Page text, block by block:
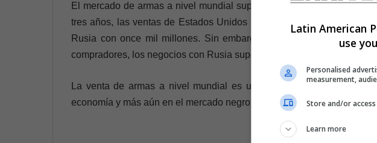
El mercado de armas a nivel mundial supera los 75 mil millones de
tres años, las ventas de Estados Unidos han alcanzado los 20 mil
Rusia con once mil millones. Sin embargo, los países
compradores, los negocios con Rusia superaron los 10 mil millones de
La venta de armas a nivel mundial es una fuente permanente de
economía y más aún en el mercado negro.
Latin American
use
Personalised
measurement,
Store and/or
Learn more